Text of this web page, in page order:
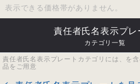
表示できる価格帯がありません。
責任者氏名表示プレ
カテゴリ一覧
責任者氏名表示プレートカテゴリには、を
品をご用意